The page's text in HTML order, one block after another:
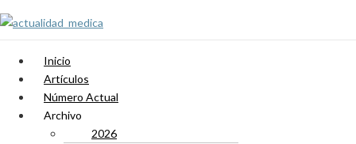
Inicio
Artículos
Número Actual
Archivo
2026